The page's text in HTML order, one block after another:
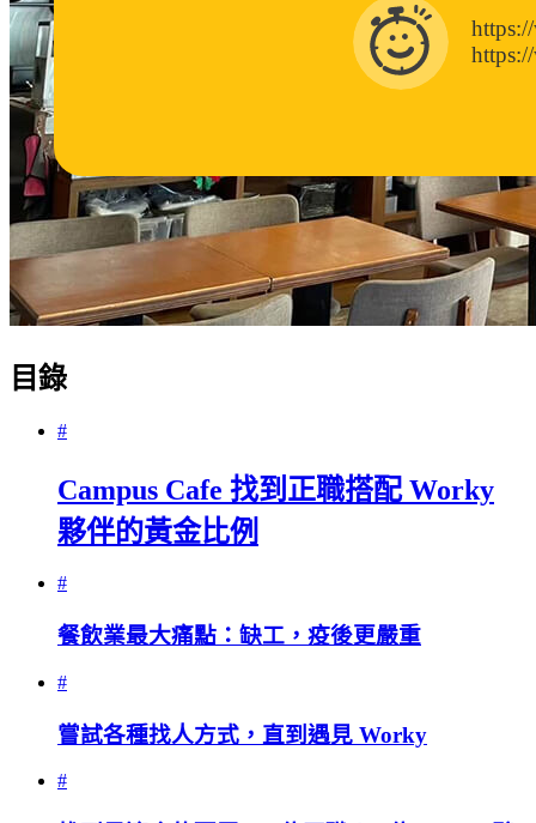
目錄
#
Campus Cafe 找到正職搭配 Worky
夥伴的黃金比例
#
餐飲業最大痛點：缺工，疫後更嚴重
#
嘗試各種找人方式，直到遇見 Worky
#